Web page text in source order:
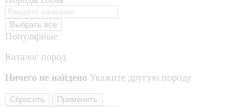
Выбрать все
Популярные
Каталог пород
Ничего не найдено Укажите другую породу
Сбросить Применить